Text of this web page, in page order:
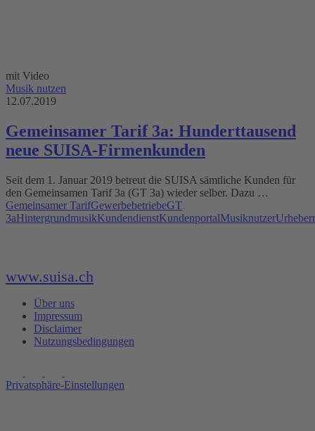
mit Video
Musik nutzen
12.07.2019
Gemeinsamer Tarif 3a: Hunderttausend
neue SUISA-Firmenkunden
Seit dem 1. Januar 2019 betreut die SUISA sämtliche Kunden für
den Gemeinsamen Tarif 3a (GT 3a) wieder selber. Dazu …
Gemeinsamer TarifGewerbebetriebeGT
3aHintergrundmusikKundendienstKundenportalMusiknutzer
www.suisa.ch
Über uns
Impressum
Disclaimer
Nutzungsbedingungen
Privatsphäre-Einstellungen